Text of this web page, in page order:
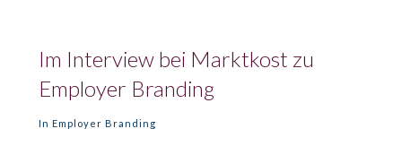
Im Interview bei Marktkost zu
Employer Branding
In Employer Branding